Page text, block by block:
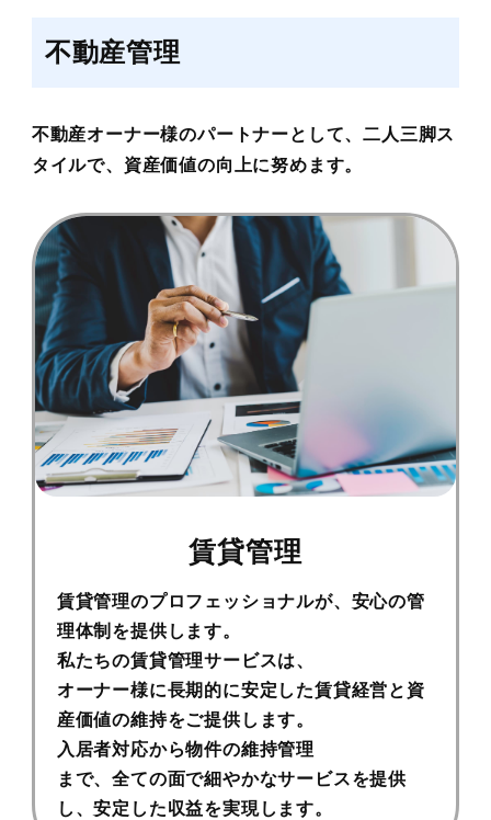
不動産管理
不動産オーナー様のパートナーとして、二人三脚ス
タイルで、資産価値の向上に努めます。
賃貸管理
賃貸管理のプロフェッショナルが、安心の管
理体制を提供します。
私たちの賃貸管理サービスは、
オーナー様に⻑期的に安定した賃貸経営と資
産価値の維持をご提供します。
入居者対応から物件の維持管理
まで、全ての面で細やかなサービスを提供
し、安定した収益を実現します。